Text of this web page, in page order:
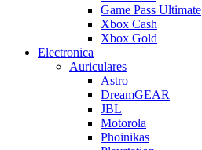
Game Pass Ultimate
Xbox Cash
Xbox Gold
Electronica
Auriculares
Astro
DreamGEAR
JBL
Motorola
Phoinikas